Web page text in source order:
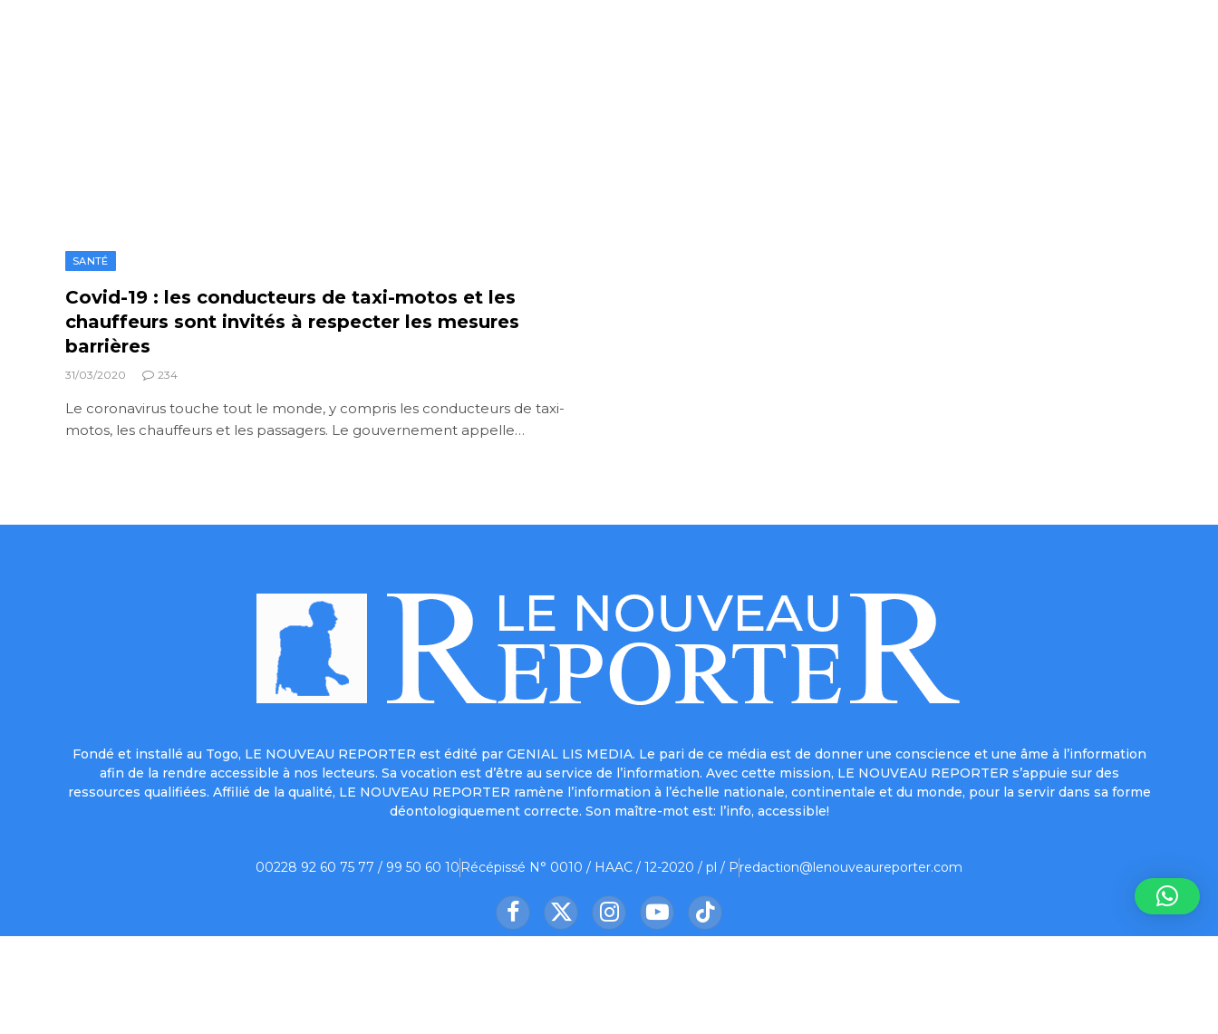
SANTÉ
Covid-19 : les conducteurs de taxi-motos et les
chauffeurs sont invités à respecter les mesures
barrières
31/03/2020 234
Le coronavirus touche tout le monde, y compris les conducteurs de taxi-
motos, les chauffeurs et les passagers. Le gouvernement appelle…
Fondé et installé au Togo, LE NOUVEAU REPORTER est édité par GENIAL LIS MEDIA. Le pari de ce média est de donner une conscience et une âme à l’information
afin de la rendre accessible à nos lecteurs. Sa vocation est d’être au service de l’information. Avec cette mission, LE NOUVEAU REPORTER s’appuie sur des
ressources qualifiées. Affilié de la qualité, LE NOUVEAU REPORTER ramène l’information à l’échelle nationale, continentale et du monde, pour la servir dans sa forme
déontologiquement correcte. Son maître-mot est: l’info, accessible!
00228 92 60 75 77 / 99 50 60 10 Récépissé N° 0010 / HAAC / 12-2020 / pl / Predaction@lenouveaureporter.com
Facebook
X
(Twitter)
InstagramYouTubeTikTok